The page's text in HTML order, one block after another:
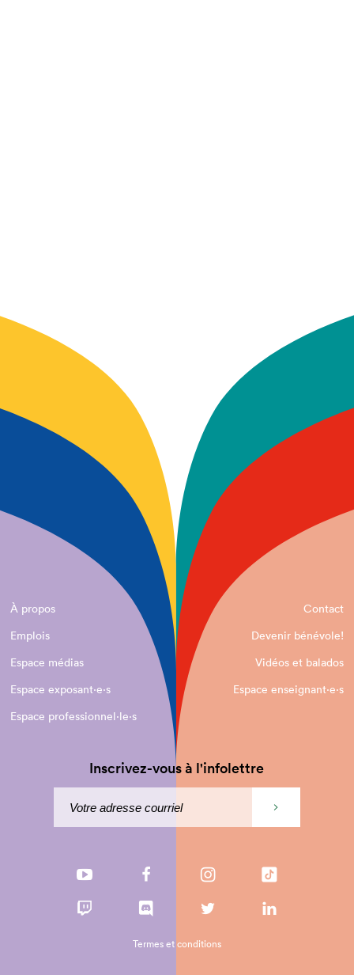
À propos
Contact
Emplois
Devenir bénévole!
Espace médias
Vidéos et balados
Espace exposant·e⋅s
Espace enseignant·e⋅s
Espace professionnel·le⋅s
Inscrivez-vous à l'infolettre
Termes et conditions